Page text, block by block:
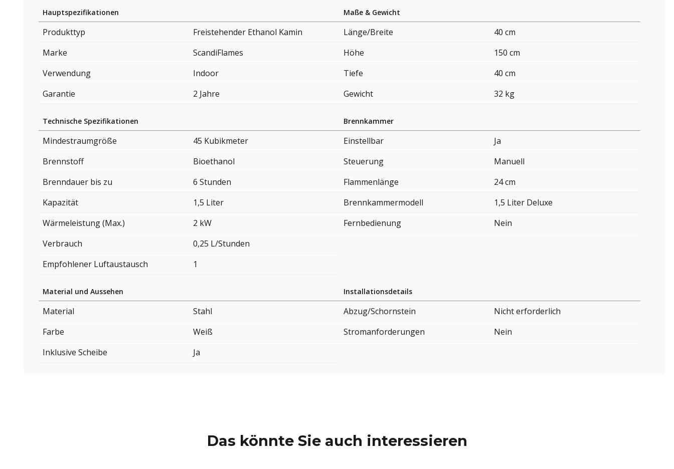
Hauptspezifikationen
Produkttyp
Freistehender Ethanol Kamin
Marke
ScandiFlames
Verwendung
Indoor
Garantie
2 Jahre
Maße & Gewicht
Länge/Breite
40 cm
Höhe
150 cm
Tiefe
40 cm
Gewicht
32 kg
Technische Spezifikationen
Mindestraumgröße
45 Kubikmeter
Brennstoff
Bioethanol
Brenndauer bis zu
6 Stunden
Kapazität
1,5 Liter
Wärmeleistung (Max.)
2 kW
Verbrauch
0,25 L/Stunden
Empfohlener Luftaustausch
1
Brennkammer
Einstellbar
Ja
Steuerung
Manuell
Flammenlänge
24 cm
Brennkammermodell
1,5 Liter Deluxe
Fernbedienung
Nein
Material und Aussehen
Material
Stahl
Farbe
Weiß
Inklusive Scheibe
Ja
Installationsdetails
Abzug/Schornstein
Nicht erforderlich
Stromanforderungen
Nein
Das könnte Sie auch interessieren